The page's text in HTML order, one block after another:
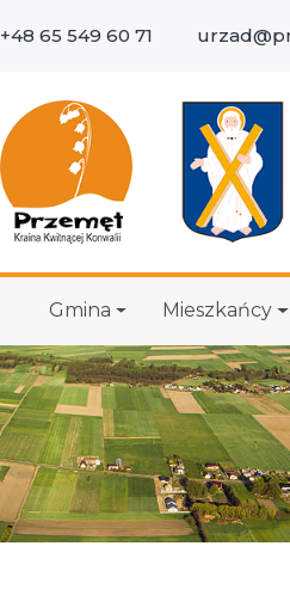
+48 65 549 60 71
Gmina Mieszkańcy